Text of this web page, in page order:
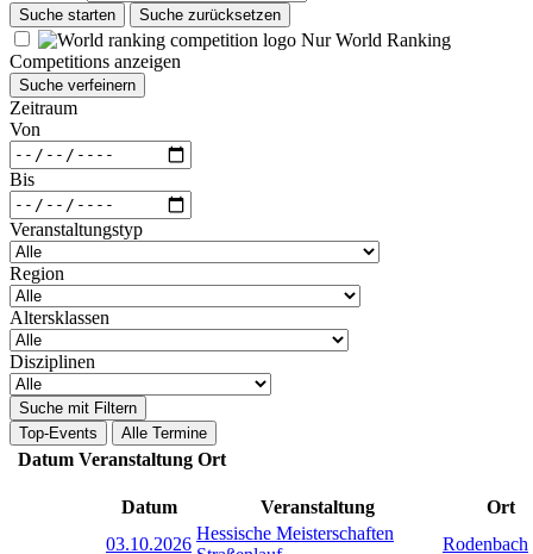
Suche starten Suche zurücksetzen
Nur World Ranking
Competitions anzeigen
Suche verfeinern
Zeitraum
Von
Bis
Veranstaltungstyp
Region
Altersklassen
Disziplinen
Suche mit Filtern
Top-Events
Alle Termine
Datum Veranstaltung Ort
Datum Veranstaltung
Ort
03.10.2026
Hessische Meisterschaften
Rodenbach